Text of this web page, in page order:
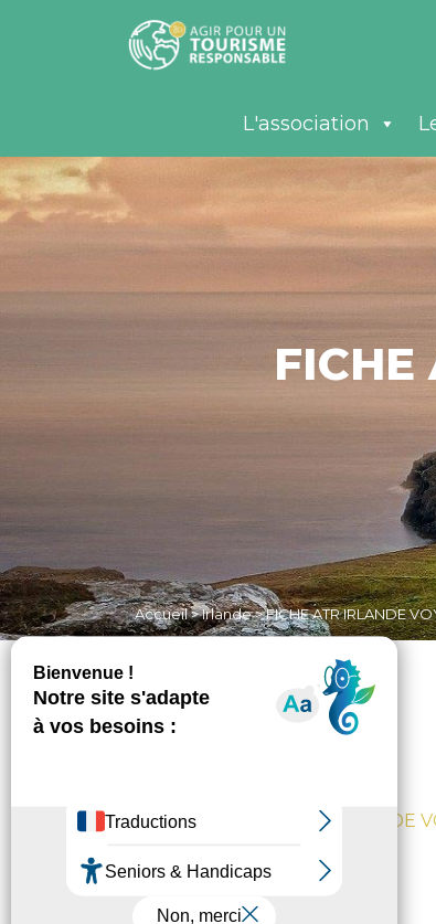
L'association
FICHE
Accueil>Irlande>FICHE ATR IRLANDE
FICHE ATR IRLANDE
Non classé